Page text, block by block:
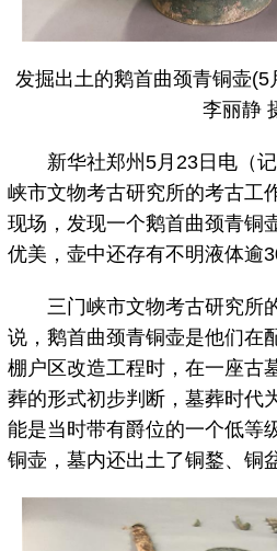
发掘出土的鹅首曲颈青铜壶
李丽静
新华社郑州5月23日电（记
峡市文物考古研究所的考古工
现场，发现一个鹅首曲颈青铜
优美，壶中还存有不明液体逾
三门峡市文物考古研究所
说，鹅首曲颈青铜壶是他们在
棚户区改造工程时，在一座古
葬的形式初步判断，墓葬时代
能是当时带有爵位的一个低等
铜壶，墓内还出土了铜鍪、铜